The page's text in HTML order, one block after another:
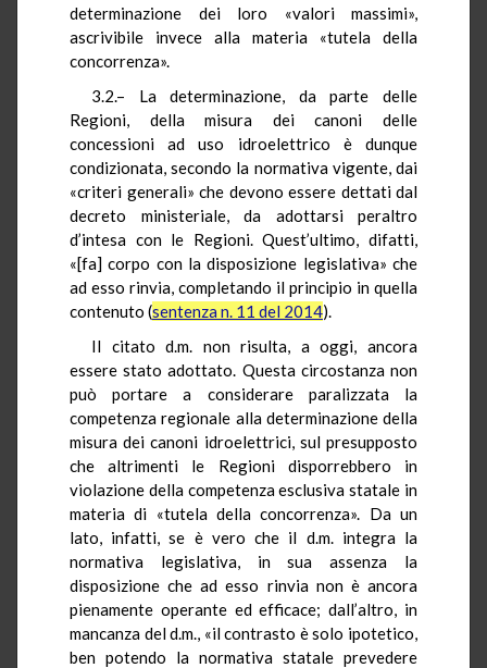
determinazione dei loro «valori massimi»,
ascrivibile invece alla materia «tutela della
concorrenza».
3.2.– La determinazione, da parte delle
Regioni, della misura dei canoni delle
concessioni ad uso idroelettrico è dunque
condizionata, secondo la normativa vigente, dai
«criteri generali» che devono essere dettati dal
decreto ministeriale, da adottarsi peraltro
d’intesa con le Regioni. Quest’ultimo, difatti,
«[fa] corpo con la disposizione legislativa» che
ad esso rinvia, completando il principio in quella
contenuto (sentenza n. 11 del 2014).
Il citato d.m. non risulta, a oggi, ancora
essere stato adottato. Questa circostanza non
può portare a considerare paralizzata la
competenza regionale alla determinazione della
misura dei canoni idroelettrici, sul presupposto
che altrimenti le Regioni disporrebbero in
violazione della competenza esclusiva statale in
materia di «tutela della concorrenza». Da un
lato, infatti, se è vero che il d.m. integra la
normativa legislativa, in sua assenza la
disposizione che ad esso rinvia non è ancora
pienamente operante ed efficace; dall’altro, in
mancanza del d.m., «il contrasto è solo ipotetico,
ben potendo la normativa statale prevedere